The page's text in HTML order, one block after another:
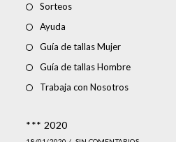
Sorteos
Ayuda
Guía de tallas Mujer
Guía de tallas Hombre
Trabaja con Nosotros
*** 2020